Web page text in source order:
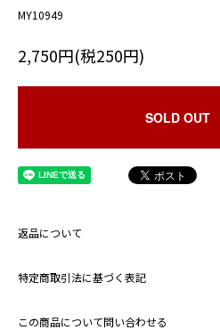
MY10949
2,750円(税250円)
SOLD OUT
返品について
特定商取引法に基づく表記
この商品について問い合わせる